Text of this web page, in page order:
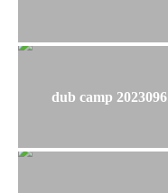
dub camp 2023096